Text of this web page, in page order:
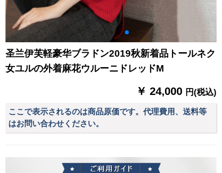
圣兰伊芙軽豪华ブラドン2019秋新着品トールネク
女ユルの外着麻花ウルーニドレッドM
￥ 24,000 円(税込)
ここで表示されるのは商品原価です。代理費用、送料等
はお問い合わせください。